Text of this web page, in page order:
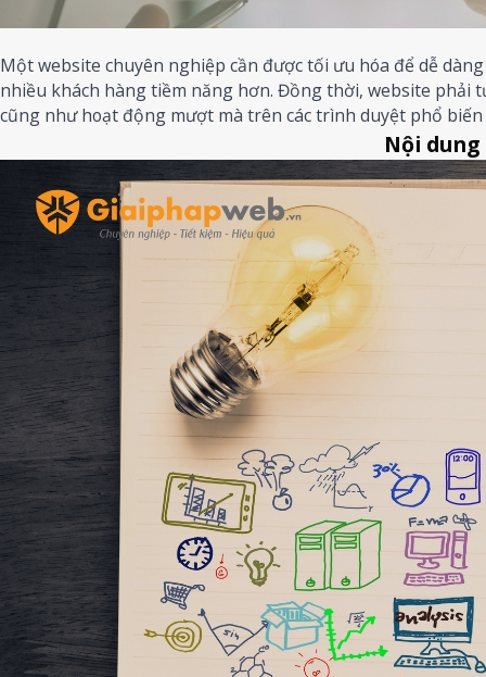
Một website chuyên nghiệp cần được tối ưu hóa để dễ
nhiều khách hàng tiềm năng hơn. Đồng thời, website
cũng như hoạt động mượt mà trên các trình duyệt phổ biến
Nội